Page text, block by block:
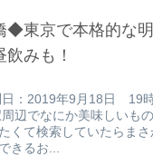
東京で本格的な明
みも！
日：2019年9月18日 19
辺でなにか美味しいも
くて検索していたらま
きるお...